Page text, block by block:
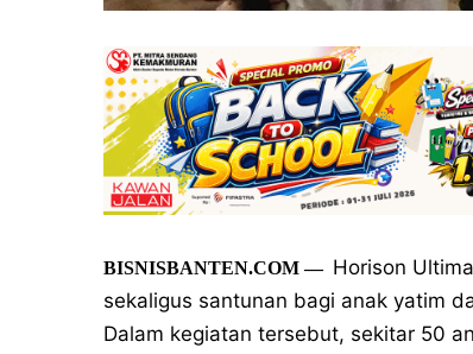
BISNISBANTEN.COM— Horison
sekaligus santunan bagi anak yatim
Dalam kegiatan tersebut, sekitar 50